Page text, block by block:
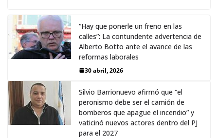
“Hay que ponerle un freno en las
calles”: La contundente advertencia de
Alberto Botto ante el avance de las
reformas laborales
30 abril, 2026
Silvio Barrionuevo afirmó que “el
peronismo debe ser el camión de
bomberos que apague el incendio” y
vaticinó nuevos actores dentro del PJ
para el 2027